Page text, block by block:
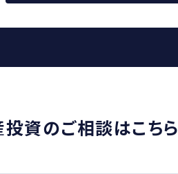
資のご相談はこちら